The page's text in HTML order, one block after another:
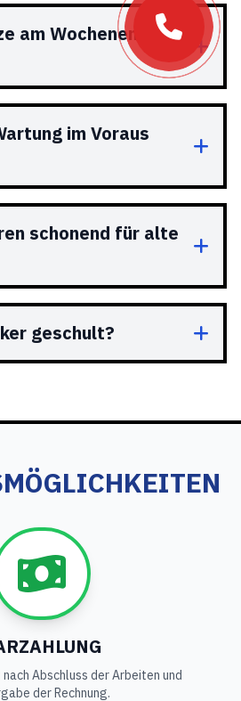
am Wochenende
im Voraus
schonend für alte
geschult?
Abschluss der Arbeiten und
der Rechnung.